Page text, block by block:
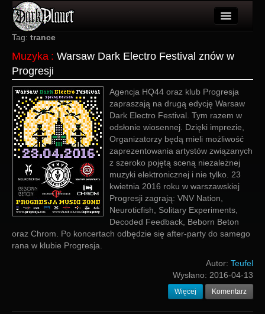
Artykuły
Użytkownicy
Wydarzenia
Galeria
Forum
Więcej
Login
Tag: trance
Muzyka : Warsaw Dark Electro Festival znów w
Progresji
Agencja HQ44 oraz klub Progresja
zapraszają na drugą edycję Warsaw
Dark Electro Festival. Tym razem w
odsłonie wiosennej. Dzięki imprezie,
Organizatorzy będą mieli możliwość
zaprezentowania artystów związanych
z szeroko pojętą sceną niezależnej
muzyki elektronicznej i nie tylko. 23
kwietnia 2016 roku w warszawskiej
Progresji zagrają: VNV Nation,
Neuroticfish, Solitary Experiments,
Decoded Feedback, Beborn Beton
oraz Chrom. Po koncertach odbędzie się after-party do samego
rana w klubie Progresja.
Autor: Teufel
Wysłano: 2016-04-13
Więcej Komentarz